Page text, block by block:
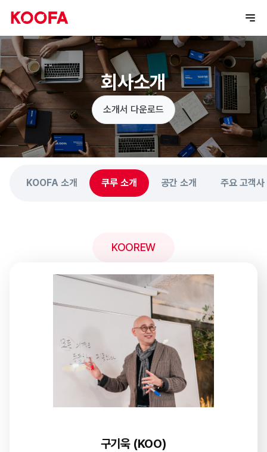
회사소개
소개서 다운로드
KOOFA 소개 쿠루 소개 공간 소개 주요 고객사
KOOREW
구기욱 (KOO)